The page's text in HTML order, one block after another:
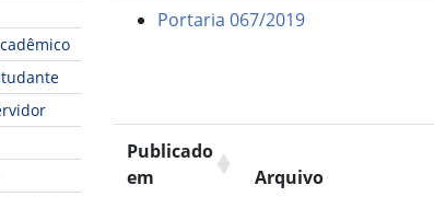
Portaria 067/2019
Publicado
em
Arquivo